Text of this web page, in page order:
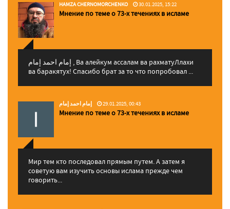
HAMZA CHERNOMORCHENKO 30.01.2025, 15:22
Мнение по теме о 73-х течениях в исламе
إمام احمد إمام , Ва алейкум ассалам ва рахматуЛлахи
ва баракятух! Спасибо брат за то что попробовал ...
إمام احمد إمام 29.01.2025, 00:43
Мнение по теме о 73-х течениях в исламе
Мир тем кто последовал прямым путем. А затем я
советую вам изучить основы ислама прежде чем
говорить...